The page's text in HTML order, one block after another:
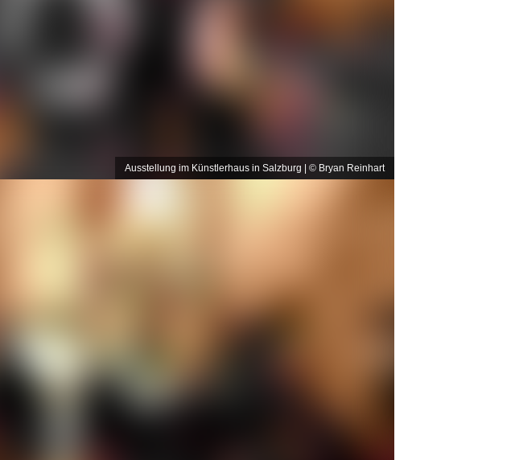
Ausstellung im Künstlerhaus in Salzburg | © Bryan Reinhart